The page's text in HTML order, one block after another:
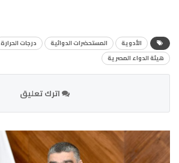
الأدوية المستحضرات الدوائية درجات الحرارة
هيئة الدواء المصرية
اترك تعليق